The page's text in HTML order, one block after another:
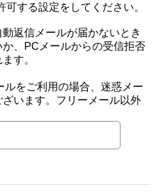
する設定をしてください。
返信メールが届かないとき
、PCメールからの受信拒否
す。
をご利用の場合、迷惑メー
います。フリーメール以外